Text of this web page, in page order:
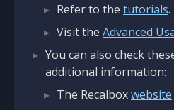
Refer to the tutorials.
Visit the Advanced
You can also check
additional information:
The Recalboxwebsite